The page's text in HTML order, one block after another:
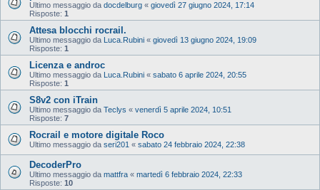
Ultimo messaggio da docdelburg « giovedì 27 giugno 2024, 17:14
Risposte: 1
Attesa blocchi rocrail.
Ultimo messaggio da Luca.Rubini « giovedì 13 giugno 2024, 19:09
Risposte: 1
Licenza e androc
Ultimo messaggio da Luca.Rubini « sabato 6 aprile 2024, 20:55
Risposte: 1
S8v2 con iTrain
Ultimo messaggio da Teclys « venerdì 5 aprile 2024, 10:51
Risposte: 7
Rocrail e motore digitale Roco
Ultimo messaggio da seri201 « sabato 24 febbraio 2024, 22:38
DecoderPro
Ultimo messaggio da mattfra « martedì 6 febbraio 2024, 22:33
Risposte: 10